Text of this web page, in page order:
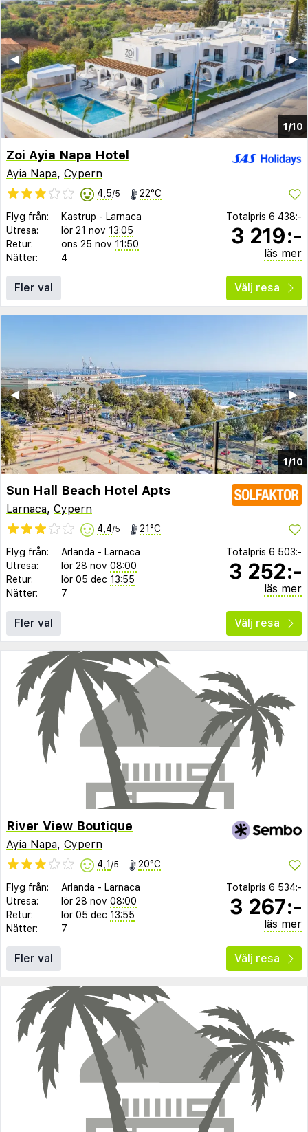
1/10
▶︎
◀︎
Zoi Ayia Napa Hotel
Ayia Napa, Cypern
4,5/5 22°C
Flyg från: Kastrup - Larnaca
Utresa:
lör 21 nov 13:05
Retur:
ons 25 nov 11:50
Nätter:
4
Totalpris 6 438:-
3 219:-
läs mer
Fler val Välj resa
1/10
▶︎
◀︎
Sun Hall Beach Hotel Apts
Larnaca, Cypern
4,4/5 21°C
Flyg från: Arlanda - Larnaca
Utresa:
lör 28 nov 08:00
Retur:
lör 05 dec 13:55
Nätter:
7
Totalpris 6 503:-
3 252:-
läs mer
Fler val Välj resa
River View Boutique
Ayia Napa, Cypern
4,1 /5 20°C
Flyg från: Arlanda - Larnaca
Utresa:
lör 28 nov 08:00
Retur:
lör 05 dec 13:55
Nätter:
7
Totalpris 6 534:-
3 267:-
läs mer
Fler val Välj resa